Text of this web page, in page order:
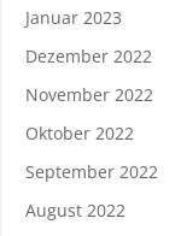
Januar 2023
Dezember 2022
November 2022
Oktober 2022
September 2022
August 2022